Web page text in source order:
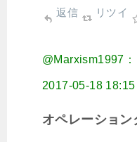
返信 リツイ
@Marxism1997
2017-05-18 18:15
オペレーション